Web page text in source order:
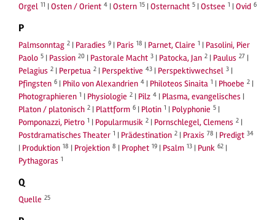
Orgel 11 |Osten / Orient 4 |Ostern 15 |Osternacht 5 |Ostsee 1 |Ovid 6
P
Palmsonntag 2 | Paradies 9 | Paris 18 | Parnet, Claire 1 | Pasolini, Pier
Paolo 5 | Passion 20 | Pastorale Macht 3 | Patocka, Jan 2 | Paulus 27 |
Pelagius 2 | Perpetua 2 | Perspektive 43 | Perspektivwechsel 3 |
Pfingsten 6 | Philo von Alexandrien 4 | Philoteos Sinaita 1 | Phoebe 2 |
Photographieren 1 | Physiologie 2 | Pilz 4 | Plasma, evangelisches |
Platon / platonisch 2 | Plattform 6 | Plotin 1 | Polyphonie 5 |
Pomponazzi, Pietro 1 | Popularmusik 2 | Pornschlegel, Clemens 2 |
Postdramatisches Theater 1 | Prädestination 2 | Praxis 78 | Predigt 34
| Produktion 18 | Projektion 8 | Prophet 19 | Psalm 13 | Punk 62 |
Pythagoras 1
Q
Quelle 25